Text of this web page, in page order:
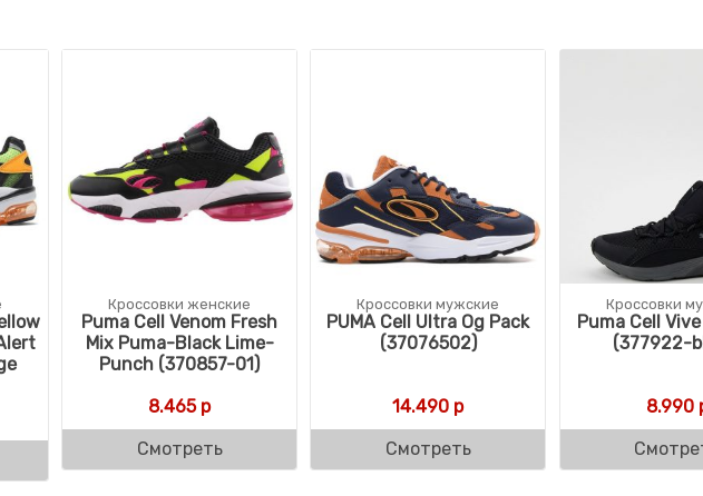
Кроссовки женские
Puma Cell Venom Fresh
Mix Puma-Black Lime-
Punch (370857-01)
8.465р
Смотреть
Кроссовки мужские
PUMA Cell Ultra Og Pack
(37076502)
14.490 р
Смотреть
Кроссовки
Puma Cell
(377922-
8.990